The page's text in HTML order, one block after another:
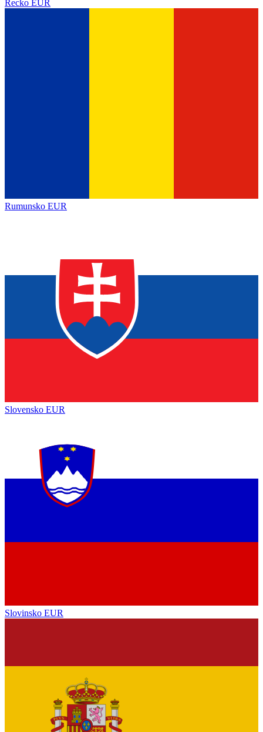
Řecko EUR
Rumunsko EUR
Slovensko EUR
Slovinsko EUR